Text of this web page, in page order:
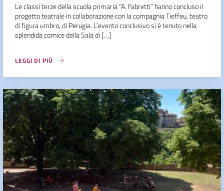
Le classi terze della scuola primaria “A. Fabretti” hanno concluso il
progetto teatrale in collaborazione con la compagnia Tieffeu, teatro
di figura umbro, di Perugia. L’evento conclusivo si è tenuto nella
splendida cornice della Sala di […]
LEGGI DI PIÙ